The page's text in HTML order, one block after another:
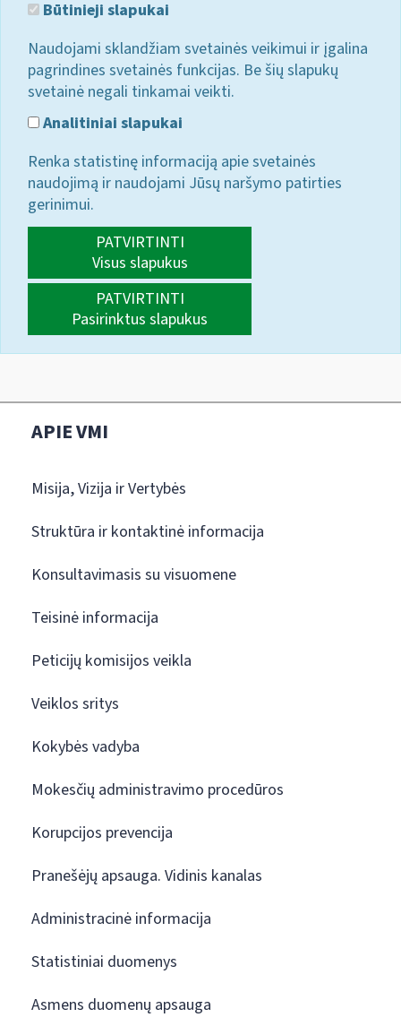
Būtinieji slapukai
Naudojami sklandžiam svetainės veikimui ir įgalina
pagrindines svetainės funkcijas. Be šių slapukų
svetainė negali tinkamai veikti.
Analitiniai slapukai
Renka statistinę informaciją apie svetainės
naudojimą ir naudojami Jūsų naršymo patirties
gerinimui.
PATVIRTINTI
Visus slapukus
PATVIRTINTI
Pasirinktus slapukus
APIE VMI
Misija, Vizija ir Vertybės
Struktūra ir kontaktinė informacija
Konsultavimasis su visuomene
Teisinė informacija
Peticijų komisijos veikla
Veiklos sritys
Kokybės vadyba
Mokesčių administravimo procedūros
Korupcijos prevencija
Pranešėjų apsauga. Vidinis kanalas
Administracinė informacija
Statistiniai duomenys
Asmens duomenų apsauga